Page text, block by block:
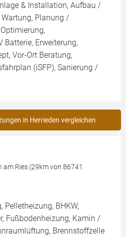
& Installation, Aufbau /
Planung /
Batterie, Erweiterung,
Vor-Ort Beratung,
(iSFP), Sanierung /
in Herrieden vergleichen
Ries (29km von 86741
Pelletheizung, BHKW,
Fußbodenheizung, Kamin /
Brennstoffzelle